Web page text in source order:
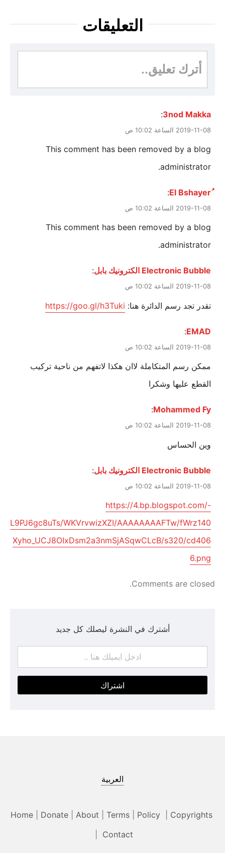
التعليقات
أترك تعليق..
3nod Makka
:
2019-11-08 الساعة 10:02 ص
This comment has been removed by a blog
administrator.
:
2019-11-08 الساعة 10:02 ص
This comment has been removed by a blog
administrator.
Electronic Bubble الكترونيك بابل :
2019-11-08 الساعة 10:02 ص
تقدر تجد رسم الدائرة هنا: https://goo.gl/h3Tuki
EMAD
:
2019-11-08 الساعة 10:02 ص
ممكن رسم المتكاملة لاان هكذا لاتفهم من ناحية تركيب
القطع عليها وشكرا
Mohammed Fy
:
2019-11-08 الساعة 10:02 ص
وين الحساس
Electronic Bubble الكترونيك بابل :
2019-11-08 الساعة 10:02 ص
https://4.bp.blogspot.com/-
L9PJ6gc8uTs/WKVrvwizXZI/AAAAAAAAFTw/fWrz140
Xyho_UCJ8OIxDsm2a3nmSjASqwCLcB/s320/cd406
6.png
Comments are closed.
أشترك في النشرة ليصلك كل جديد
اشتراك
العربية
Home| Donate| About Terms| Policy
Copyrights
Contact